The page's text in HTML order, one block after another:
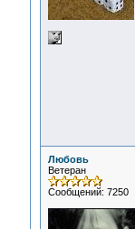
Любовь
Ветеран
Сообщений: 7250